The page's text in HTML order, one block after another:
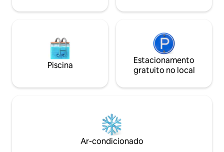
para relaxar.
Piscina
Estacionamento
gratuito no local
Ar-condicionado